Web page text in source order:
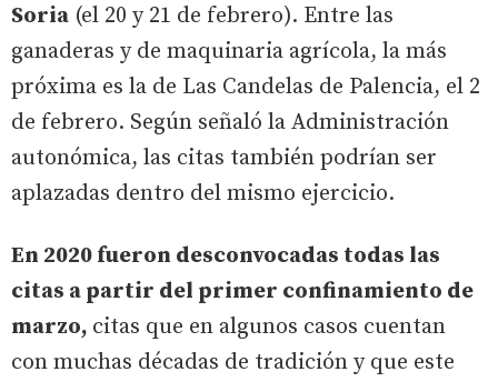
Soria (el 20 y 21 de febrero). Entre las
ganaderas y de maquinaria agrícola, la más
próxima es la de Las Candelas de Palencia, el 2
de febrero. Según señaló la Administración
autonómica, las citas también podrían ser
aplazadas dentro del mismo ejercicio.
En 2020 fueron desconvocadas todas las
citas a partir del primer confinamiento de
marzo, citas que en algunos casos cuentan
con muchas décadas de tradición y que este